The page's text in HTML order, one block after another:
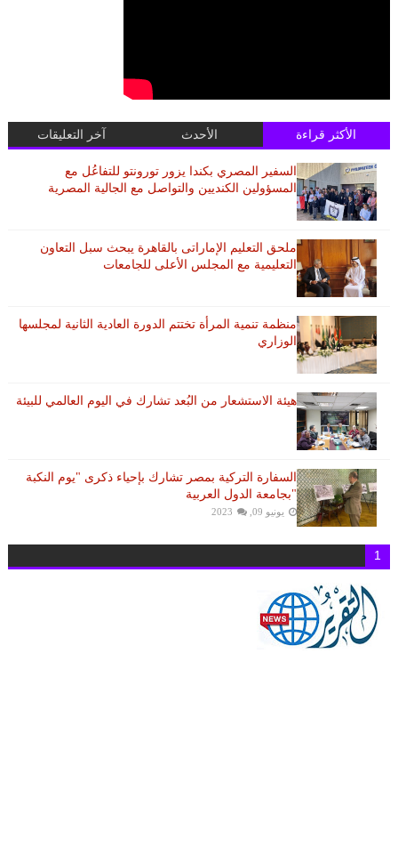
الأكثر قراءة الأحدث آخر التعليقات
السفير المصري بكندا يزور تورونتو للتفاعُل مع
المسؤولين الكنديين والتواصل مع الجالية المصرية
ملحق التعليم الإماراتى بالقاهرة يبحث سبل التعاون
التعليمية مع المجلس الأعلى للجامعات
منظمة تنمية المرأة تختتم الدورة العادية الثانية لمجلسها
الوزاري
هيئة الاستشعار من البُعد تشارك في اليوم العالمي للبيئة
السفارة التركية بمصر تشارك بإحياء ذكرى "يوم النكبة
"بجامعة الدول العربية
يونيو 09, 2023
1